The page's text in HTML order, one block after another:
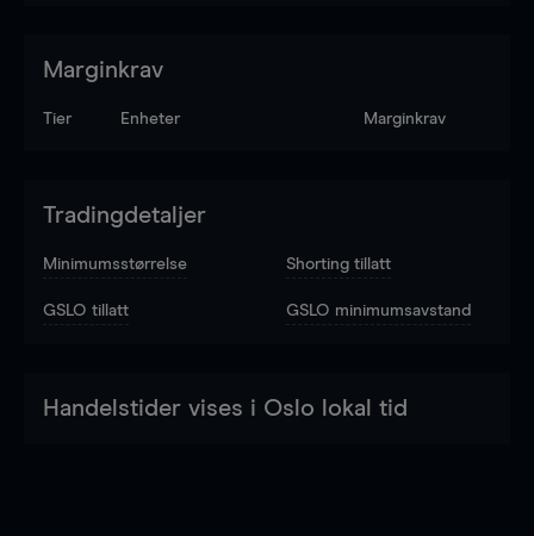
Marginkrav
Tier Enheter Marginkrav
Tradingdetaljer
Minimumsstørrelse Shorting tillatt
GSLO tillatt GSLO minimumsavstand
Handelstider vises i Oslo lokal tid